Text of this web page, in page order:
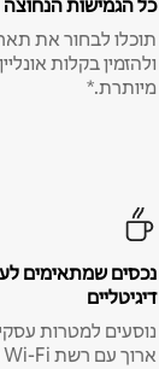
כל הגמישות הנחוצה
תוכלו לבחור את
ולהזמין בקלות
מיותרת.*
נכסים שמתאימים
דיגיטליים
נוסעים למטרות
ארוך עם רשת Wi-Fi מהירה וחללי עבודה ייעודיים.